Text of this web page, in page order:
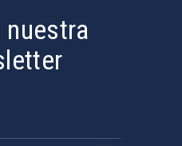
nuestra